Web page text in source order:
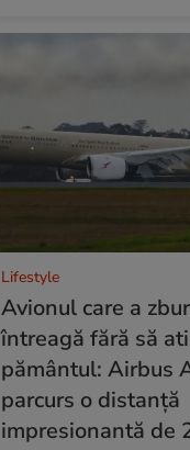
Lifestyle
Avionul care a
întreagă fără să
pământul: Airbus
parcurs o distanță
impresionantă de